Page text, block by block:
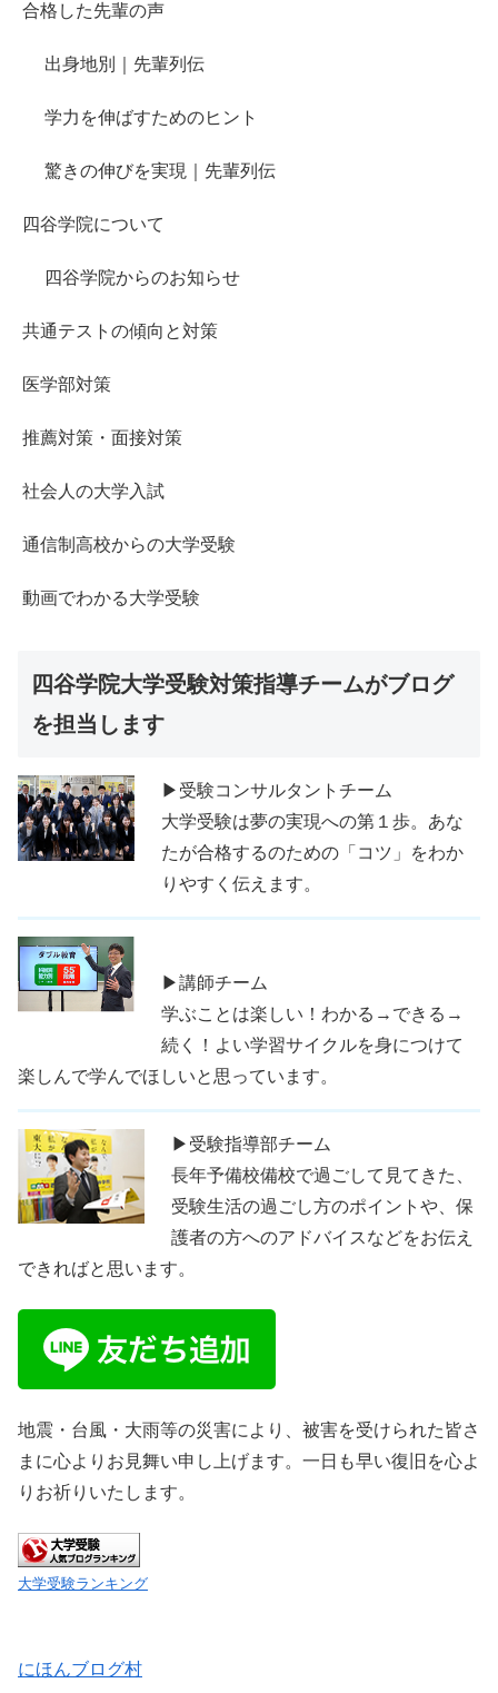
合格した先輩の声
出身地別｜先輩列伝
学力を伸ばすためのヒント
驚きの伸びを実現｜先輩列伝
四谷学院について
四谷学院からのお知らせ
共通テストの傾向と対策
医学部対策
推薦対策・面接対策
社会人の大学入試
通信制高校からの大学受験
動画でわかる大学受験
四谷学院大学受験対策指導チームがブログ
を担当します
▶受験コンサルタントチーム
大学受験は夢の実現への第１歩。あな
たが合格するのための「コツ」をわか
りやすく伝えます。
▶講師チーム
学ぶことは楽しい！わかる→できる→
続く！よい学習サイクルを身につけて
楽しんで学んでほしいと思っています。
▶受験指導部チーム
長年予備校備校で過ごして見てきた、
受験生活の過ごし方のポイントや、保
護者の方へのアドバイスなどをお伝え
できればと思います。
地震・台風・大雨等の災害により、被害を受けられた皆さ
まに心よりお見舞い申し上げます。一日も早い復旧を心よ
りお祈りいたします。
大学受験ランキング
にほんブログ村